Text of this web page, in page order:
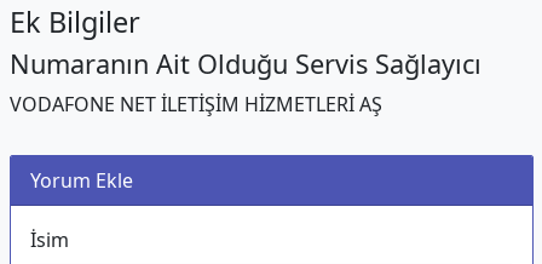
Ek Bilgiler
Numaranın Ait Olduğu Servis Sağlayıcı
VODAFONE NET İLETİŞİM HİZMETLERİ AŞ
Yorum Ekle
İsim